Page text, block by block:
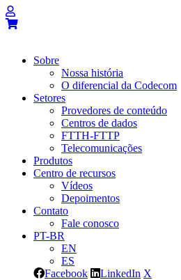
Sobre
Nossa história
O diferencial da Codecom
Setores
Provedores de conteúdo
Centros de dados
FTTH-FTTP
Telecomunicações
Produtos
Centro de recursos
Vídeos
Depoimentos
Contato
Fale conosco
PT-BR
EN
ES
Facebook
LinkedIn X